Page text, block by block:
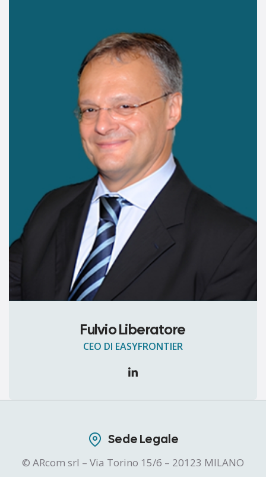
Fulvio Liberatore
CEO DI EASYFRONTIER
Sede Legale
© ARcom srl – Via Torino 15/6 – 20123 MILANO